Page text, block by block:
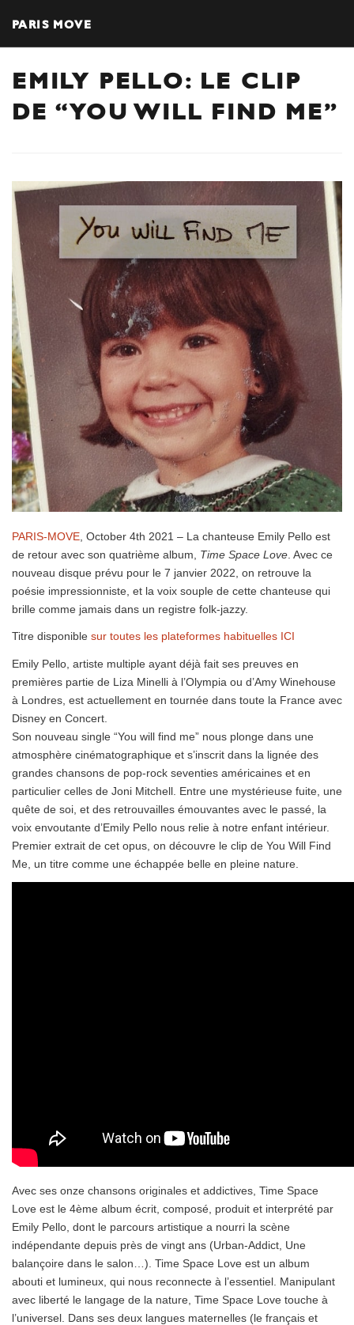
PARIS MOVE
EMILY PELLO: LE CLIP
DE “YOU WILL FIND ME”
PARIS-MOVE , October 4th 2021 – La chanteuse Emily Pello est
de retour avec son quatrième album, Time Space Love . Avec ce
nouveau disque prévu pour le 7 janvier 2022, on retrouve la
poésie impressionniste, et la voix souple de cette chanteuse qui
brille comme jamais dans un registre folk-jazzy.
Titre disponible sur toutes les plateformes habituelles ICI
Emily Pello, artiste multiple ayant déjà fait ses preuves en
premières partie de Liza Minelli à l’Olympia ou d’Amy Winehouse
à Londres, est actuellement en tournée dans toute la France avec
Disney en Concert.
Son nouveau single “You will find me” nous plonge dans une
atmosphère cinématographique et s’inscrit dans la lignée des
grandes chansons de pop-rock seventies américaines et en
particulier celles de Joni Mitchell. Entre une mystérieuse fuite, une
quête de soi, et des retrouvailles émouvantes avec le passé, la
voix envoutante d’Emily Pello nous relie à notre enfant intérieur.
Premier extrait de cet opus, on découvre le clip de You Will Find
Me, un titre comme une échappée belle en pleine nature.
Avec ses onze chansons originales et addictives, Time Space
Love est le 4ème album écrit, composé, produit et interprété par
Emily Pello, dont le parcours artistique a nourri la scène
indépendante depuis près de vingt ans (Urban-Addict, Une
balançoire dans le salon…). Time Space Love est un album
abouti et lumineux, qui nous reconnecte à l’essentiel. Manipulant
avec liberté le langage de la nature, Time Space Love touche à
l’universel. Dans ses deux langues maternelles (le français et